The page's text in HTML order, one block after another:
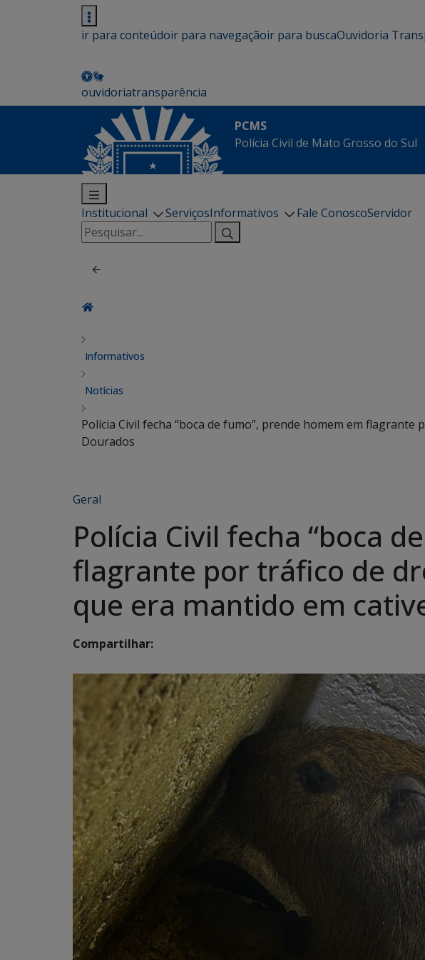
ir para conteúdoir para navegaçãoir para buscaOuvidoria
ouvidoriatransparência
PCMS
Polícia Civil de Mato Grosso do Sul
Institucional ServiçosInformativos Fale ConoscoServidor
Pesquisar
por:
Informativos
Notícias
Polícia Civil fecha “boca de fumo”, prende homem em
Dourados
Geral
Polícia Civil fecha “boca
flagrante por tráfico de
que era mantido em
Compartilhar: